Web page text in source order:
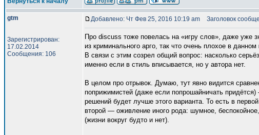
gtm
Зарегистрирован:
17.02.2014
Сообщения: 106
Добавлено: Чт Фев 25, 2016 10:19 am Заголовок
Про discuss тоже повелась на «игру слов», даже уже
из криминального арго, так что очень плохое в данном
В связи с этим созрел общий вопрос: насколько
именно если в стиль вписывается, но у автора нет.
В целом про отрывок. Думаю, тут явно видится
поприжимистей (даже если попрошайничать
решений будет лучше этого варианта. То есть в
второй — оживление иного рода: шумное,
(жизни вокруг будто и нет).